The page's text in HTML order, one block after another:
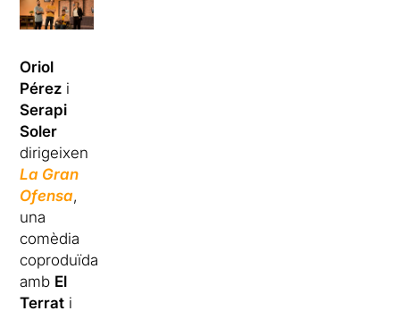
Oriol
Pérez i
Serapi
Soler
dirigeixen
La Gran
Ofensa,
una
comèdia
coproduïda
amb El
Terrat i